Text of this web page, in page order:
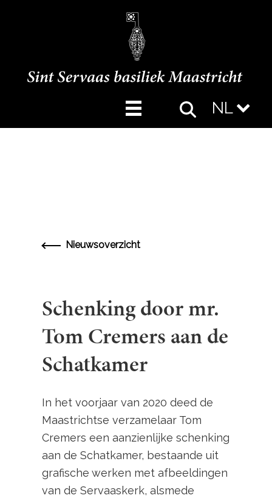
NL
Nieuwsoverzicht
Schenking door mr.
Tom Cremers aan de
Schatkamer
In het voorjaar van 2020 deed de
Maastrichtse verzamelaar Tom
Cremers een aanzienlijke schenking
aan de Schatkamer, bestaande uit
grafische werken met afbeeldingen
van de Servaaskerk, alsmede